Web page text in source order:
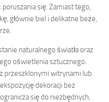
się. Zamiast tego,
głównie biel i delikatne beże,
naturalnego światła oraz
oświetlenia sztucznego.
przeszklonymi witrynami lub
dekoracji bez
się do niezbędnych,